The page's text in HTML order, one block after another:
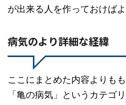
が出来る人を作っておけば
病気のより詳細な経緯
ここにまとめた内容よりも
「亀の病気」というカテゴ